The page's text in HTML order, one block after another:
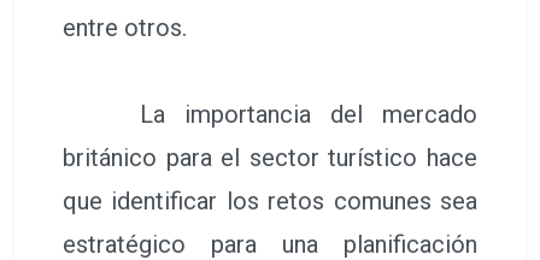
entre otros.
La importancia del mercado
británico para el sector turístico hace
que identificar los retos comunes sea
estratégico para una planificación